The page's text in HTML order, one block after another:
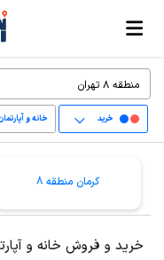
خرید خانه و
کرمان منطقه 8
خرید و فروش خانه و آپارتمان 30 متری در